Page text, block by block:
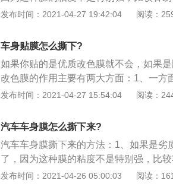
强，质量特性好会比较难处理，这时最
汽车玻璃的过程中去胶。
发布时间：2021-04-27 19:42:04 阅读：
车身贴膜怎么撕下?
如果你贴的是优质改色膜就不会，如果
改色膜的作用主要有两大方面：1、一方
份，另一方面，它是为了保护油漆，是
后会有一个微型导气槽，初粘性相对较
二是延展性，优质膜的延展性特别好，
发布时间：2021-04-27 15:54:04 阅读：
汽车车身膜怎么撕下来?
汽车车身膜撕下来的方法：1、如果是劣
了，因为这种膜的粘度不是特别强，比
粘性强，质量特性好会比较难处理，这
发布时间：2021-04-26 05:00:03 阅读：